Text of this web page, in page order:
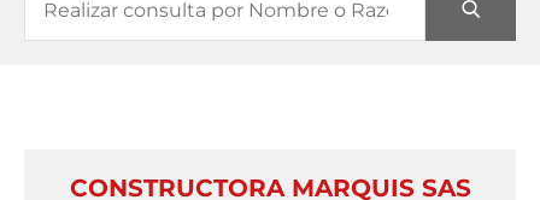
CONSTRUCTORA MARQUIS SAS